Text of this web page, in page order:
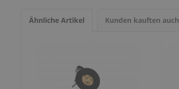
Ähnliche Artikel Kunden kauften auch